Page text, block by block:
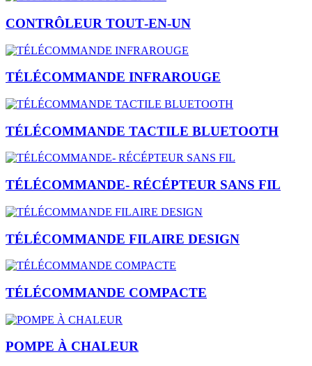
CONTRÔLEUR TOUT‑EN‑UN
TÉLÉCOMMANDE INFRAROUGE
TÉLÉCOMMANDE TACTILE BLUETOOTH
TÉLÉCOMMANDE- RÉCÉPTEUR SANS FIL
TÉLÉCOMMANDE FILAIRE DESIGN
TÉLÉCOMMANDE COMPACTE
POMPE À CHALEUR